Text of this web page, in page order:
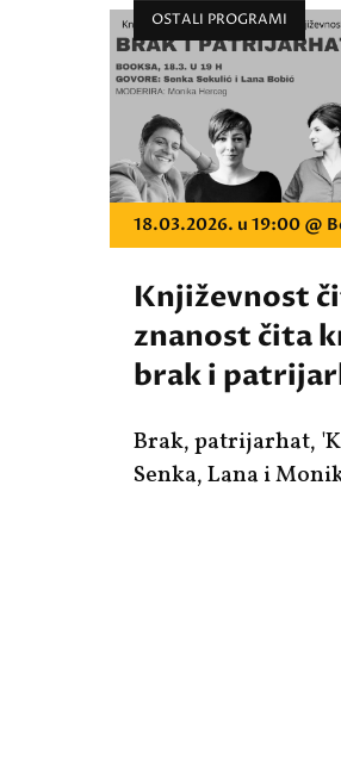
OSTALI PROGRAMI
18.03.2026. u 19:00 @
Književnost
znanost čita
brak i
Brak, patrijarhat,
Senka, Lana i